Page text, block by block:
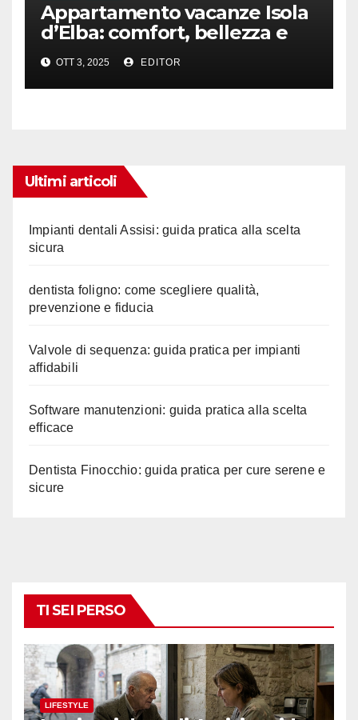
Appartamento vacanze Isola
d’Elba: comfort, bellezza e
sicurezza con l’aiuto dei
professionisti
OTT 3, 2025 EDITOR
Ultimi articoli
Impianti dentali Assisi: guida pratica alla scelta
sicura
dentista foligno: come scegliere qualità,
prevenzione e fiducia
Valvole di sequenza: guida pratica per impianti
affidabili
Software manutenzioni: guida pratica alla scelta
efficace
Dentista Finocchio: guida pratica per cure serene e
sicure
TI SEI PERSO
LIFESTYLE